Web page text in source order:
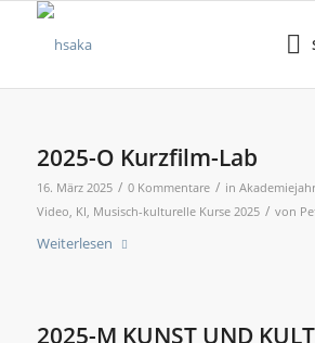
2025-O Kurzfilm-Lab
16. März 2025 / 0 Kommentare / in
Video, KI, Musisch-kulturelle Kurse 2025 / von
Weiterlesen
2025-M KUNST UND